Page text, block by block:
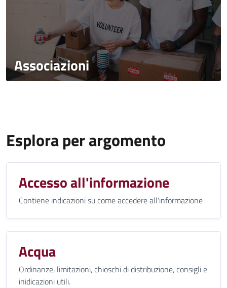
Associazioni
Esplora per argomento
Accesso all'informazione
Contiene indicazioni su come accedere all'informazione
Acqua
Ordinanze, limitazioni, chioschi di distribuzione, consigli e
inidicazioni utili.